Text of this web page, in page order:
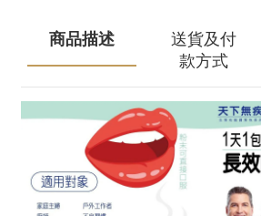
商品描述
送貨及付
款方式